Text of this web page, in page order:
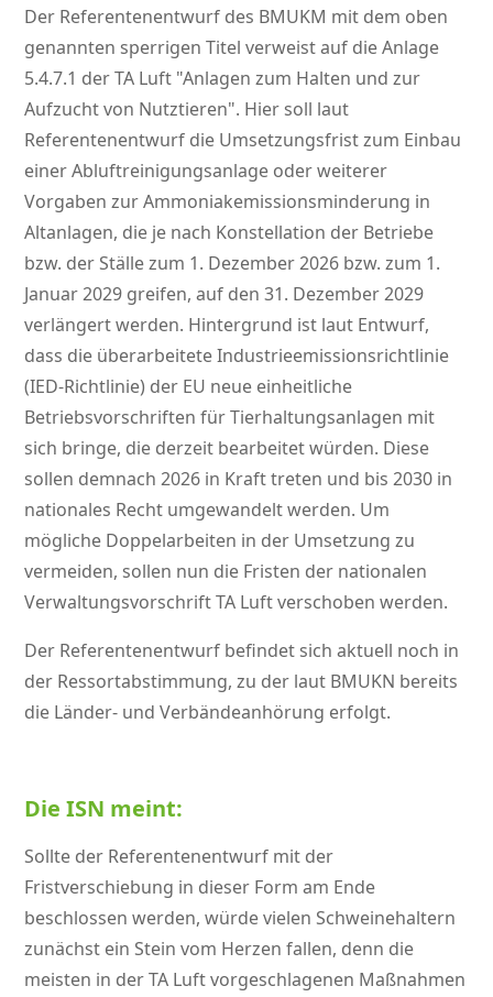
Der Referentenentwurf des BMUKM mit dem oben
genannten sperrigen Titel verweist auf die Anlage
5.4.7.1 der TA Luft Anlagen zum Halten und zur
Aufzucht von Nutztieren . Hier soll laut
Referentenentwurf die Umsetzungsfrist zum Einbau
einer Abluftreinigungsanlage oder weiterer
Vorgaben zur Ammoniakemissionsminderung in
Altanlagen, die je nach Konstellation der Betriebe
bzw. der Ställe zum 1. Dezember 2026 bzw. zum 1.
Januar 2029 greifen, auf den 31. Dezember 2029
verlängert werden. Hintergrund ist laut Entwurf,
dass die überarbeitete Industrieemissionsrichtlinie
(IED-Richtlinie) der EU neue einheitliche
Betriebsvorschriften für Tierhaltungsanlagen mit
sich bringe, die derzeit bearbeitet würden. Diese
sollen demnach 2026 in Kraft treten und bis 2030 in
nationales Recht umgewandelt werden. Um
mögliche Doppelarbeiten in der Umsetzung zu
vermeiden, sollen nun die Fristen der nationalen
Verwaltungsvorschrift TA Luft verschoben werden.
Der Referentenentwurf befindet sich aktuell noch in
der Ressortabstimmung, zu der laut BMUKN bereits
die Länder- und Verbändeanhörung erfolgt.
Die ISN meint:
Sollte der Referentenentwurf mit der
Fristverschiebung in dieser Form am Ende
beschlossen werden, würde vielen Schweinehaltern
zunächst ein Stein vom Herzen fallen, denn die
meisten in der TA Luft vorgeschlagenen Maßnahmen